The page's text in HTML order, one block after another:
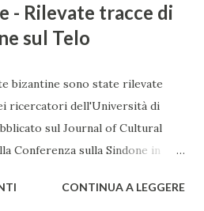
- Rilevate tracce di
sul Telo
bizantine sono state rilevate
ricercatori dell'Università di
sul Journal of Cultural
Conferenza sulla Sindone in
bizantine col volto di Cristo siano
CONTINUA A LEGGERE